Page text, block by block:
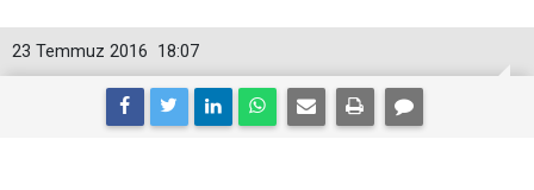
18:07
23 Temmuz 2016